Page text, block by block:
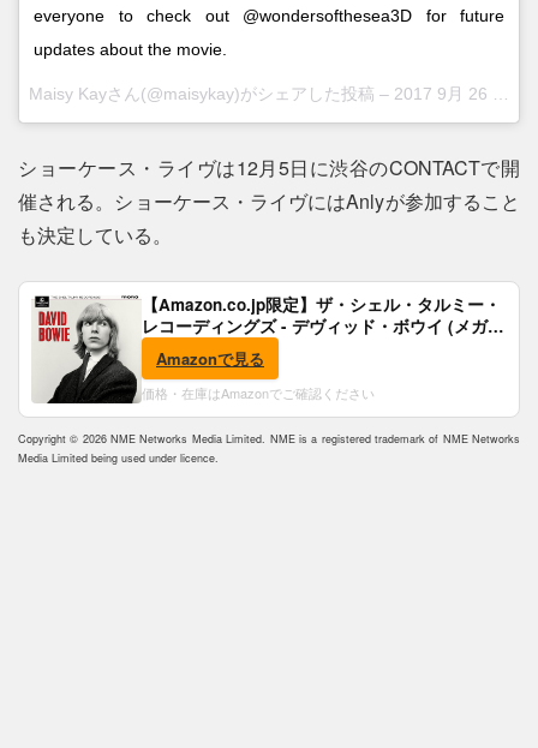
everyone to check out @wondersofthesea3D for future
updates about the movie.
Maisy Kayさん(@maisykay)がシェアした投稿 – 2017 9月 26 11:10午前 PDT
ショーケース・ライヴは12月5日に渋谷のCONTACTで開
催される。ショーケース・ライヴにはAnlyが参加すること
も決定している。
【Amazon.co.jp限定】ザ・シェル・タルミー・
レコーディングズ - デヴィッド・ボウイ (メガジ
ャケ付)
Amazonで見る
価格・在庫はAmazonでご確認ください
Copyright © 2026 NME Networks Media Limited. NME is a registered trademark of NME Networks
Media Limited being used under licence.